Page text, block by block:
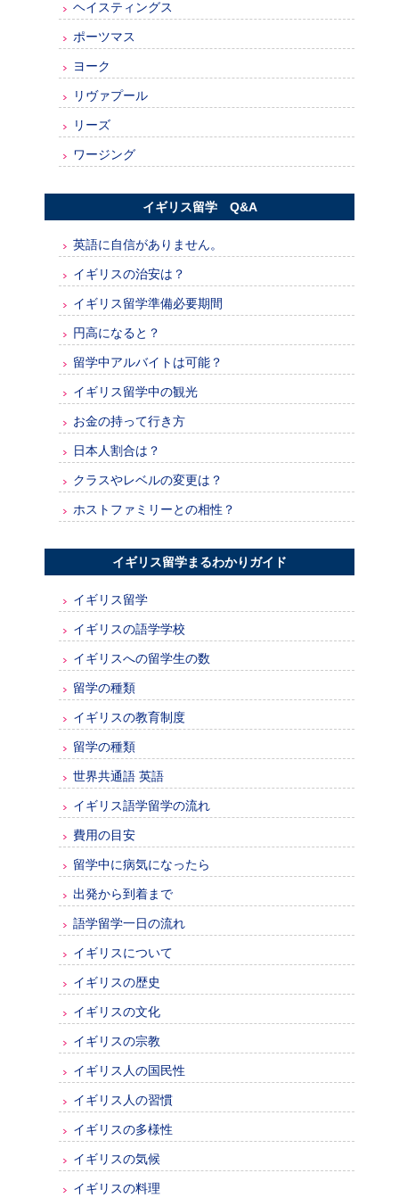
ヘイスティングス
ポーツマス
ヨーク
リヴァプール
リーズ
ワージング
イギリス留学 Q&A
英語に自信がありません。
イギリスの治安は？
イギリス留学準備必要期間
円高になると？
留学中アルバイトは可能？
イギリス留学中の観光
お金の持って行き方
日本人割合は？
クラスやレベルの変更は？
ホストファミリーとの相性？
イギリス留学まるわかりガイド
イギリス留学
イギリスの語学学校
イギリスへの留学生の数
留学の種類
イギリスの教育制度
留学の種類
世界共通語 英語
イギリス語学留学の流れ
費用の目安
留学中に病気になったら
出発から到着まで
語学留学一日の流れ
イギリスについて
イギリスの歴史
イギリスの文化
イギリスの宗教
イギリス人の国民性
イギリス人の習慣
イギリスの多様性
イギリスの気候
イギリスの料理